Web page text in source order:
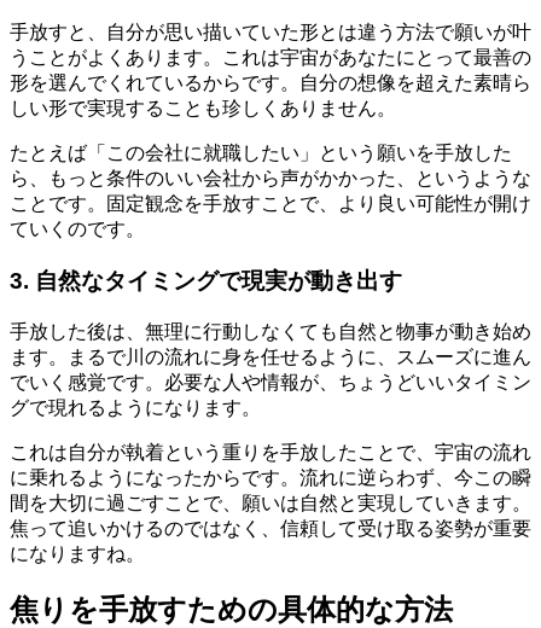
手放すと、自分が思い描いていた形とは違う方法で願いが叶
うことがよくあります。これは宇宙があなたにとって最善の
形を選んでくれているからです。自分の想像を超えた素晴ら
しい形で実現することも珍しくありません。
たとえば「この会社に就職したい」という願いを手放した
ら、もっと条件のいい会社から声がかかった、というような
ことです。固定観念を手放すことで、より良い可能性が開け
ていくのです。
3. 自然なタイミングで現実が動き出す
手放した後は、無理に行動しなくても自然と物事が動き始め
ます。まるで川の流れに身を任せるように、スムーズに進ん
でいく感覚です。必要な人や情報が、ちょうどいいタイミン
グで現れるようになります。
これは自分が執着という重りを手放したことで、宇宙の流れ
に乗れるようになったからです。流れに逆らわず、今この瞬
間を大切に過ごすことで、願いは自然と実現していきます。
焦って追いかけるのではなく、信頼して受け取る姿勢が重要
になりますね。
焦りを手放すための具体的な方法